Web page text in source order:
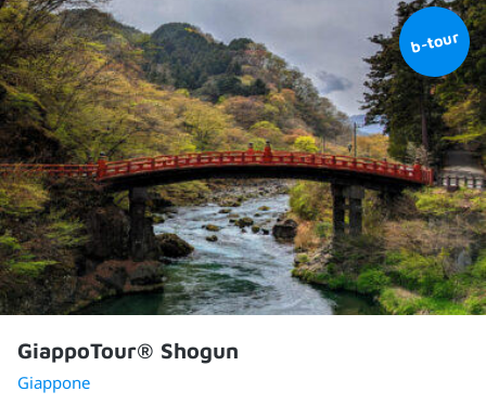
GiappoTour® Shogun
Giappone